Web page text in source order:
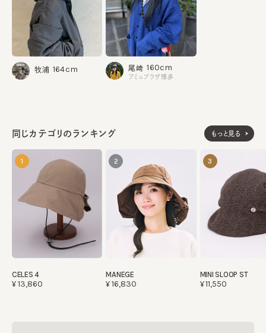
同じカテゴリのランキング もっと見る
1
CELES 4
¥13,860
2
MANEGE
¥16,830
3
MINI SLOOP ST
¥11,550
牧浦 164cm 尾﨑 160cm
アミュプラザ博多